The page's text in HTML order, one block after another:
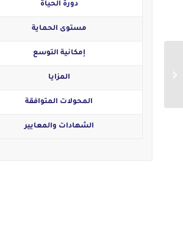
دورة الحياة
مستوى الحماية
إمكانية التوسع
المزايا
المحولات المتوافقة
الشهادات والمعايير
موديل DL2.5 – 2.56kWh |